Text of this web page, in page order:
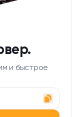
и быстрое